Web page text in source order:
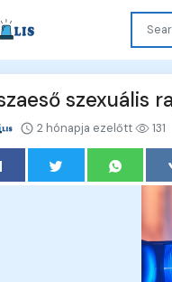
szexuális
2 hónapja ezelőtt 131